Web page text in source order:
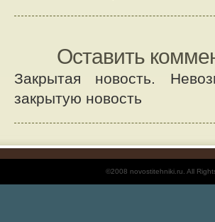
Оставить
Закрытая новость.
закрытую новость
©2008 novostitehniki.ru. All